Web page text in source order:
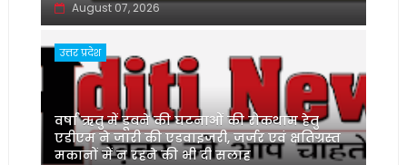
August 07, 2026
उत्तर प्रदेश
वर्षा ऋतु में डूबने की घटनाओं की रोकथाम हेतु
एडीएम ने जारी की एडवाइजरी, जर्जर एवं क्षतिग्रस्त
मकानों में न रहने की भी दी सलाह